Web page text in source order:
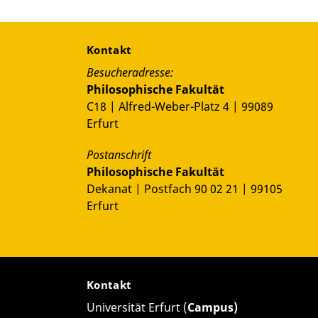
Iran
Performing Muharram“.
im Spiegel der deutschen Presse des
https://entanglements.hypotheses.org/2570
Kontakt
Besucheradresse:
Philosophische Fakultät
C18 | Alfred-Weber-Platz 4 | 99089
Erfurt
Postanschrift
Philosophische Fakultät
Dekanat | Postfach 90 02 21 | 99105
Erfurt
Kontakt
Universität Erfurt (Campus)